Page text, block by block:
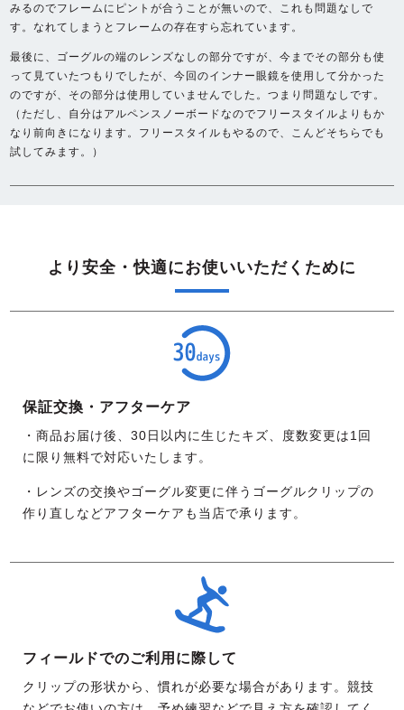
みるのでフレームにピントが合うことが無いので、これも問題なしで
す。なれてしまうとフレームの存在すら忘れています。
最後に、ゴーグルの端のレンズなしの部分ですが、今までその部分も使
って見ていたつもりでしたが、今回のインナー眼鏡を使用して分かった
のですが、その部分は使用していませんでした。つまり問題なしです。
（ただし、自分はアルペンスノーボードなのでフリースタイルよりもか
なり前向きになります。フリースタイルもやるので、こんどそちらでも
試してみます。）
より安全・快適にお使いいただくために
保証交換・アフターケア
・商品お届け後、30日以内に生じたキズ、度数変更は1回
に限り無料で対応いたします。
・レンズの交換やゴーグル変更に伴うゴーグルクリップの
作り直しなどアフターケアも当店で承ります。
フィールドでのご利用に際して
クリップの形状から、慣れが必要な場合があります。競技